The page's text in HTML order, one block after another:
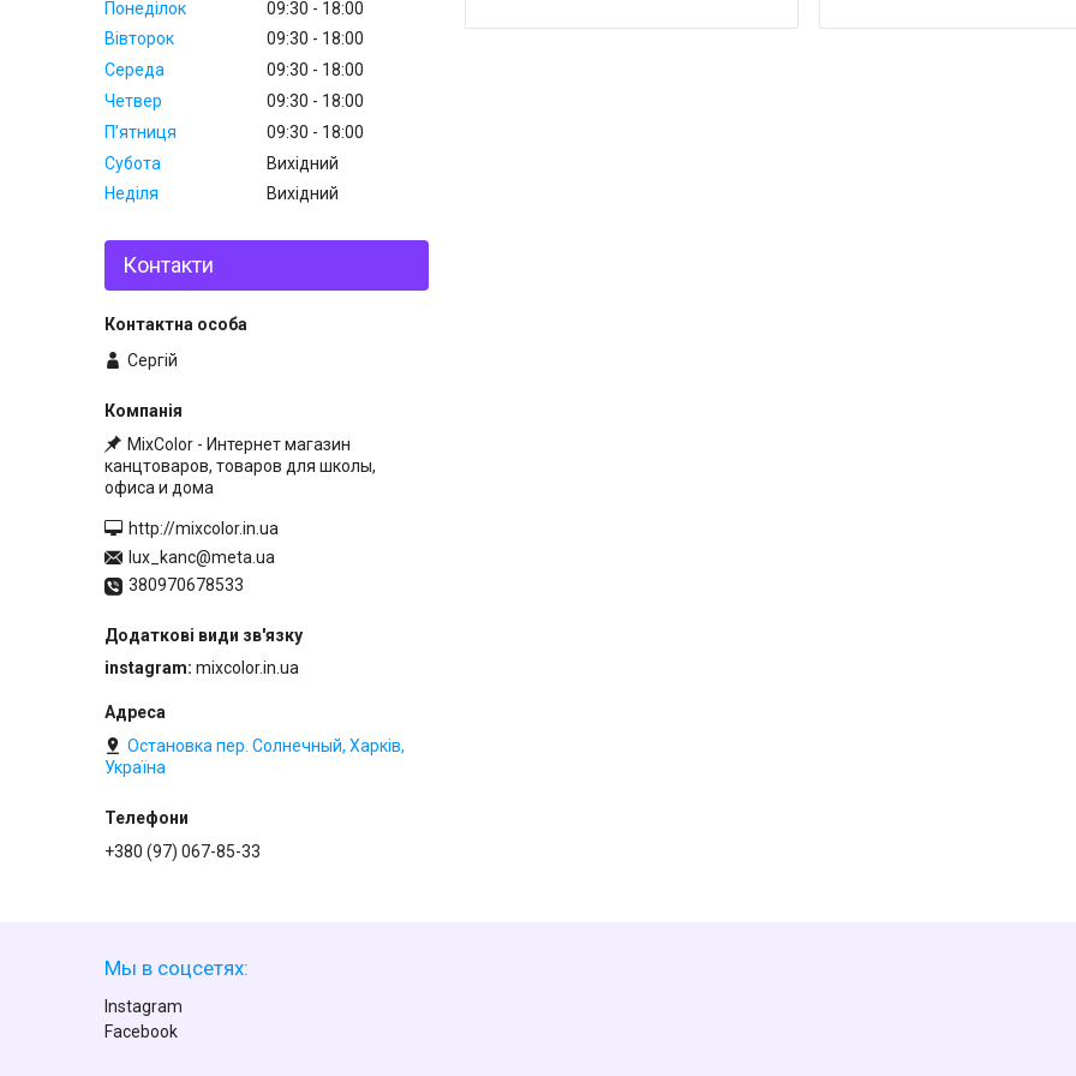
Понеділок 09:30
18:00
Вівторок
09:30
18:00
Середа
09:30
18:00
Четвер
09:30
18:00
Пʼятниця
09:30
18:00
Субота
Вихідний
Неділя
Вихідний
Контакти
Сергій
MixColor - Интернет магазин
канцтоваров, товаров для школы,
офиса и дома
http://mixcolor.in.ua
lux_kanc@meta.ua
380970678533
instagram mixcolor.in.ua
Остановка пер. Солнечный, Харків,
Україна
+380 (97) 067-85-33
Мы в соцсетях:
Instagram
Facebook